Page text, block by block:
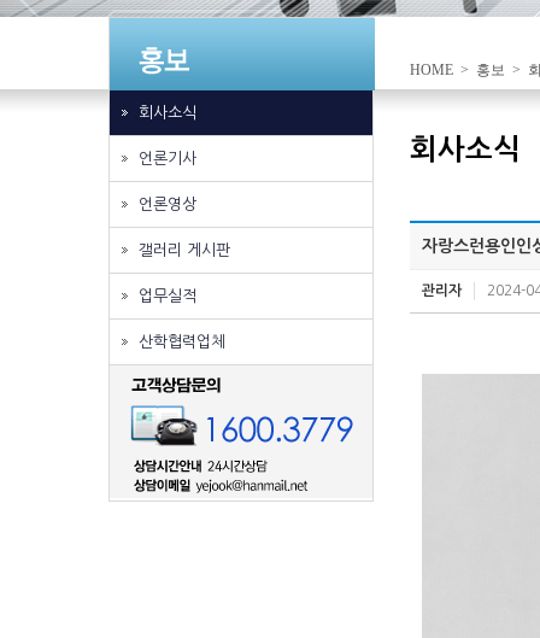
회사소식
언론기사
언론영상
갤러리 게시판
업무실적
산학협력업체
회사소식
HOME > 홍보 >
자랑스런용인인
관리자 2024-